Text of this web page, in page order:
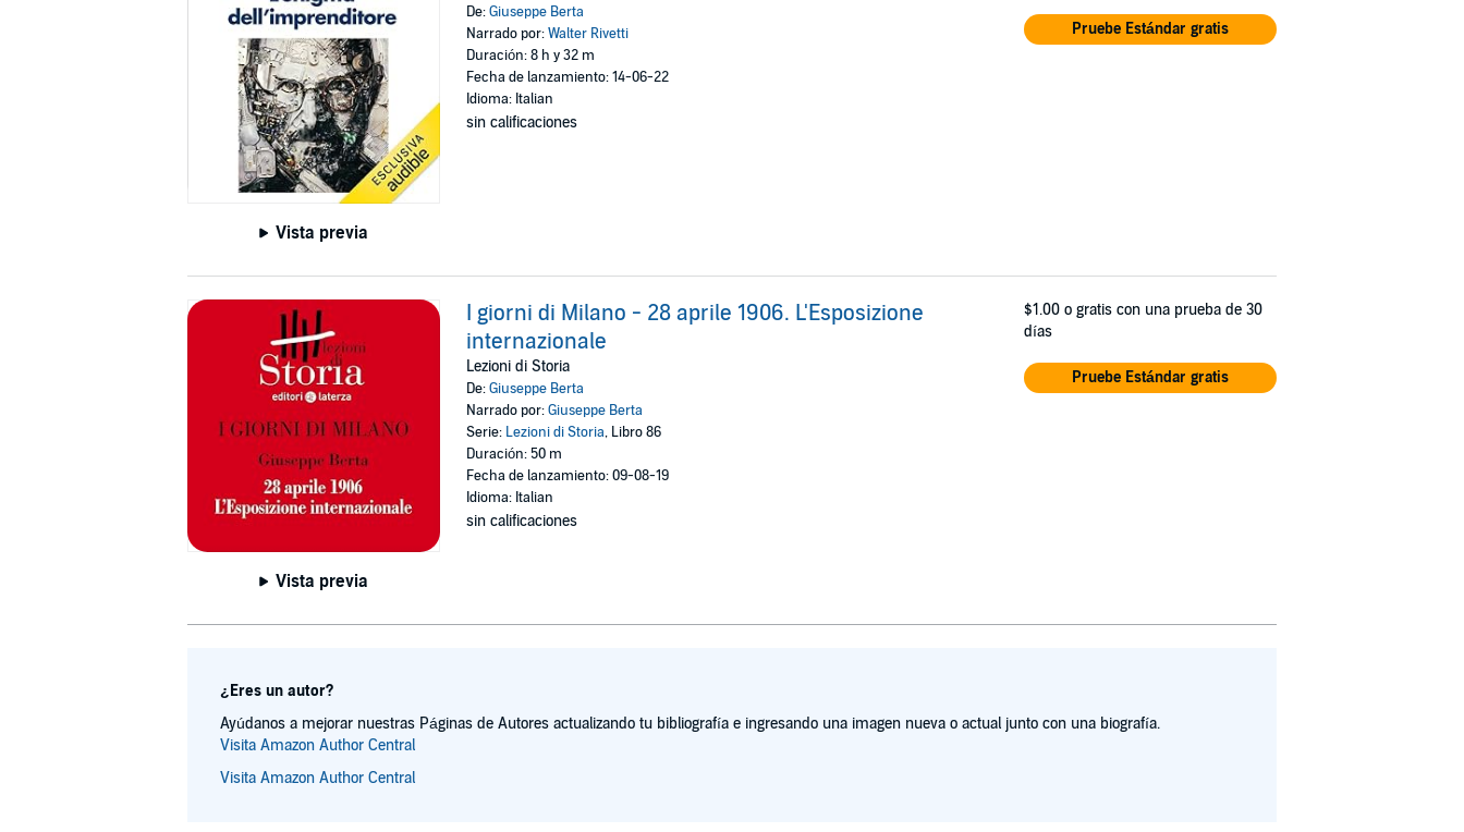
Vista previa
De:Giuseppe Berta
Narrado por:Walter Rivetti
Duración: 8 h y 32 m
Fecha de lanzamiento: 14-06-22
Idioma: Italian
sin calificaciones
Pruebe Estándar gratis
Vista previa
I giorni di Milano - 28 aprile 1906. L'Esposizione
internazionale
Lezioni di Storia
De:Giuseppe Berta
Narrado por:Giuseppe Berta
Serie: Lezioni di Storia, Libro 86
Duración: 50 m
Fecha de lanzamiento: 09-08-19
Idioma: Italian
sin calificaciones
$1.00 o gratis con una prueba de 30
días
Pruebe Estándar gratis
¿Eres un autor?
Ayúdanos a mejorar nuestras Páginas de Autores actualizando tu bibliografía e ingresando una imagen nueva o actual junto con una biografía.
Visita Amazon Author Central
Visita Amazon Author Central